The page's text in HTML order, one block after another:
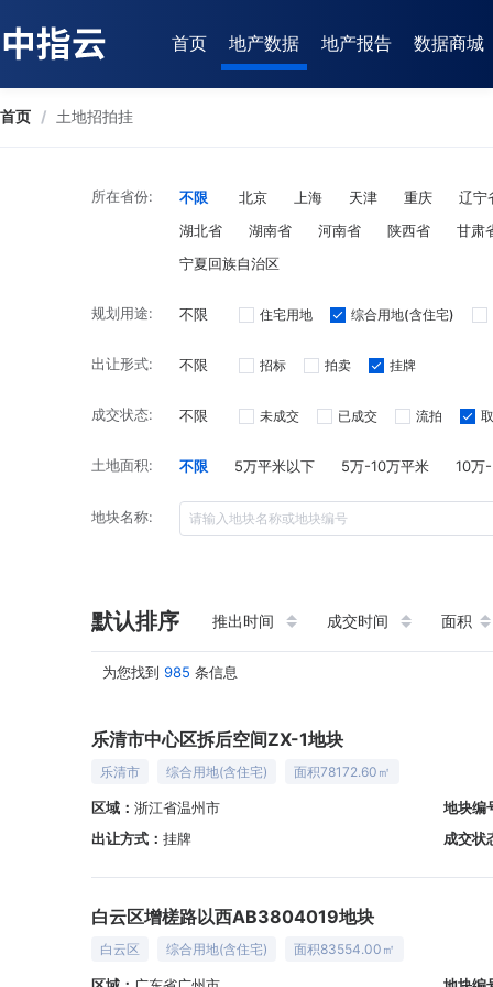
首页 地产数据 地产报告 数据商城
首页 / 土地招拍挂
所在省份: 不限 北京 上海 天津 重庆
辽宁
湖北省
湖南省 河南省 陕西省
甘肃
宁夏回族自治区
规划用途: 不限 住宅用地 综合用地(含住宅)
出让形式: 不限 招标 拍卖 挂牌
成交状态: 不限 未成交 已成交 流拍
土地面积: 不限 5万平米以下 5万-10万平米 10万
地块名称:
默认排序 推出时间 成交时间 面积
为您找到 985 条信息
乐清市中心区拆后空间ZX-1地块
乐清市 综合用地(含住宅) 面积78172.60㎡
区域： 浙江省温州市
地块编
出让方式： 挂牌 成交状
白云区增槎路以西AB3804019地块
白云区 综合用地(含住宅) 面积83554.00㎡